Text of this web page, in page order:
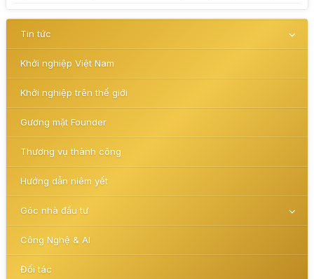
Tin tức
Khởi nghiệp Việt Nam
Khởi nghiệp trên thế giới
Gương mặt Founder
Thương vụ thành công
Hướng dẫn niêm yết
Góc nhà đầu tư
Công Nghệ & AI
Đối tác